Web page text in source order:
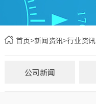
首页>新闻资讯>行业资讯
公司新闻